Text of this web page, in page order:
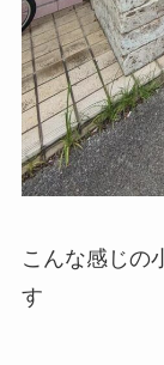
こんな感じの
す